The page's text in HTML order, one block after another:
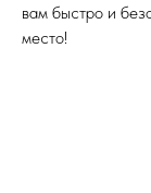
вам быстро и
место!